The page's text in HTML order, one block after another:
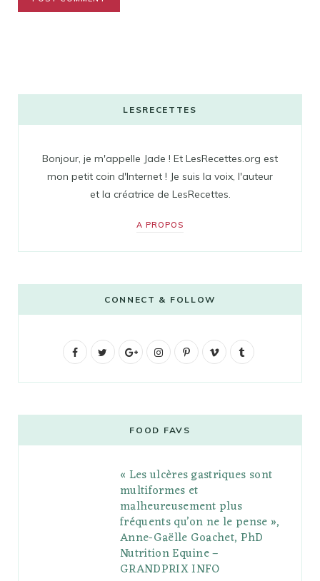
LESRECETTES
Bonjour, je m'appelle Jade ! Et LesRecettes.org est
mon petit coin d'Internet ! Je suis la voix, l'auteur
et la créatrice de LesRecettes.
A PROPOS
CONNECT & FOLLOW
F
b
t
G
g
l
e
P
l
s
I
t
a
g
r
a
m
P
e
r
e
s
V
o
l
r
FOOD FAVS
« Les ulcères gastriques sont
multiformes et
malheureusement plus
fréquents qu’on ne le pense »,
Anne-Gaëlle Goachet, PhD
Nutrition Equine –
GRANDPRIX INFO